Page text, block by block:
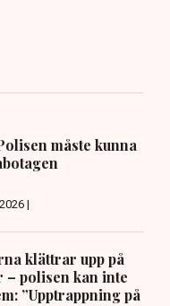
måste kunna
|
klättrar upp på
– polisen kan inte
”Upptrappning på